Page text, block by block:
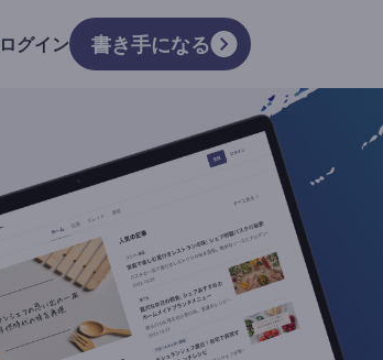
ログイン 書き手になる